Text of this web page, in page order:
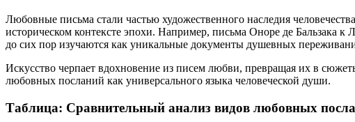
Любовные письма стали частью художественного наследия
историческом контексте эпохи. Например, письма Оноре де
до сих пор изучаются как уникальные документы душевных
Искусство черпает вдохновение из писем любви, превращая их в
любовных посланий как универсального языка человеческой души.
Таблица: Сравнительный анализ видов любовных